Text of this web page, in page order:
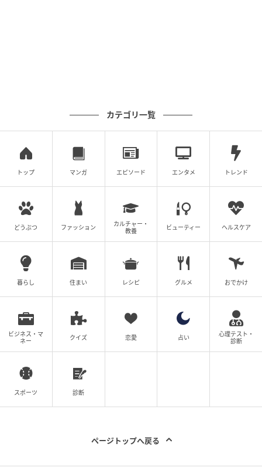
カテゴリ一覧
トップ マンガ エピソード エンタメ トレンド
どうぶつ ファッション
カルチャー・
教養
ビューティー ヘルスケア
暮らし 住まい レシピ グルメ おでかけ
ビジネス・マ
ネー
クイズ 恋愛 占い
心理テスト・
診断
スポーツ 診断
ページトップへ戻る